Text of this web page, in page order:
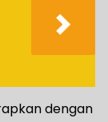
dengan